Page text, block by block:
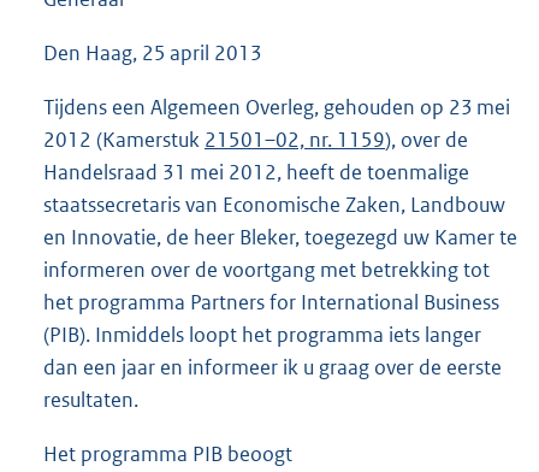
Den Haag, 25 april 2013
Tijdens een Algemeen Overleg, gehouden op 23 mei
2012 (Kamerstuk 21501–02, nr. 1159), over de
Handelsraad 31 mei 2012, heeft de toenmalige
staatssecretaris van Economische Zaken, Landbouw
en Innovatie, de heer Bleker, toegezegd uw Kamer te
informeren over de voortgang met betrekking tot
het programma Partners for International Business
(PIB). Inmiddels loopt het programma iets langer
dan een jaar en informeer ik u graag over de eerste
resultaten.
Het programma PIB beoogt